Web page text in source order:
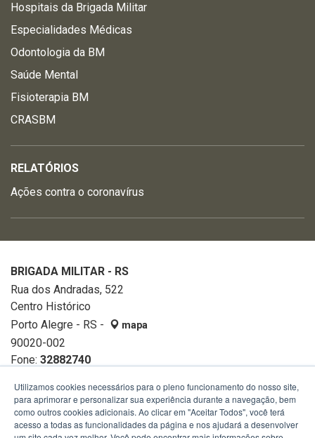
Hospitais da Brigada Militar
Especialidades Médicas
Odontologia da BM
Saúde Mental
Fisioterapia BM
CRASBM
RELATÓRIOS
Ações contra o coronavírus
BRIGADA MILITAR - RS
Rua dos Andradas, 522
Centro Histórico
Porto Alegre - RS -
mapa
90020-002
Fone: 32882740
Utilizamos cookies necessários para o pleno funcionamento do nosso site,
para aprimorar e personalizar sua experiência durante a navegação, bem
como outros cookies adicionais. Ao clicar em "Aceitar Todos", você terá
acesso a todas as funcionalidades da página e nos ajudará a desenvolver